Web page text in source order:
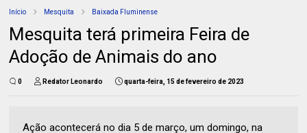
Início Mesquita Baixada Fluminense
Mesquita terá primeira Feira de
Adoção de Animais do ano
0 Redator Leonardo quarta-feira, 15 de fevereiro de 2023
Ação acontecerá no dia 5 de março, um domingo, na